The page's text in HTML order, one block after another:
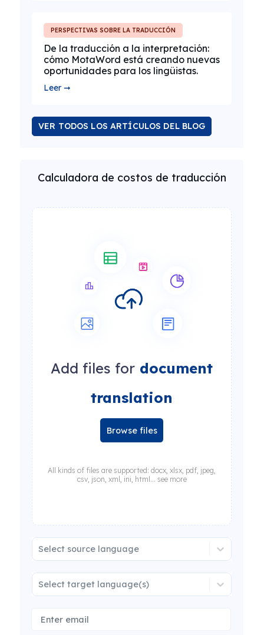
PERSPECTIVAS SOBRE LA TRADUCCIÓN
De la traducción a la interpretación:
cómo MotaWord está creando nuevas
oportunidades para los lingüistas.
Leer ➞
VER TODOS LOS ARTÍCULOS DEL BLOG
Calculadora de costos de traducción
Add files for document
translation
Browse files
All kinds of files are supported: docx, xlsx, pdf, jpeg,
csv, json, xml, ini, html... see more
Select source language
Select target language(s)